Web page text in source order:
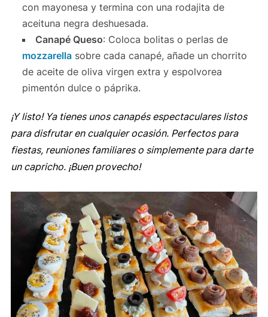
con mayonesa y termina con una rodajita de
aceituna negra deshuesada.
Canapé Queso: Coloca bolitas o perlas de
mozzarella sobre cada canapé, añade un chorrito
de aceite de oliva virgen extra y espolvorea
pimentón dulce o páprika.
¡Y listo! Ya tienes unos canapés espectaculares listos
para disfrutar en cualquier ocasión. Perfectos para
fiestas, reuniones familiares o simplemente para darte
un capricho. ¡Buen provecho!